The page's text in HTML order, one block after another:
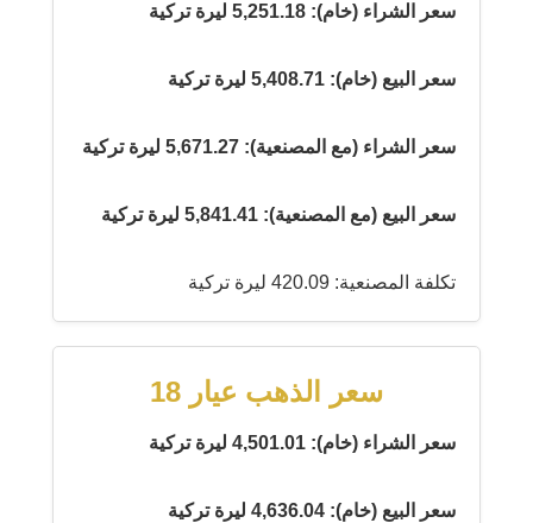
سعر الشراء (خام): 5,251.18 ليرة تركية
سعر البيع (خام): 5,408.71 ليرة تركية
سعر الشراء (مع المصنعية): 5,671.27 ليرة تركية
سعر البيع (مع المصنعية): 5,841.41 ليرة تركية
تكلفة المصنعية: 420.09 ليرة تركية
سعر الذهب عيار 18
سعر الشراء (خام): 4,501.01 ليرة تركية
سعر البيع (خام): 4,636.04 ليرة تركية